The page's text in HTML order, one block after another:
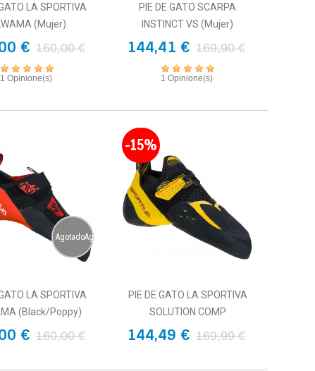
LA SPORTIVA
(mujer)
€ 160,00 €
1 Opinione(s)
PIE DE GATO SCARPA
INSTINCT VS (mujer)
144,41 € 169,90 €
1 Opinione(s)
AgotadoAgotado
LA SPORTIVA
(Black/Poppy)
€ 160,00 €
-15%
PIE DE GATO LA SPORTIVA
SOLUTION COMP
144,49 € 169,99 €